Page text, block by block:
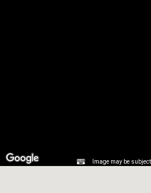
Image may be